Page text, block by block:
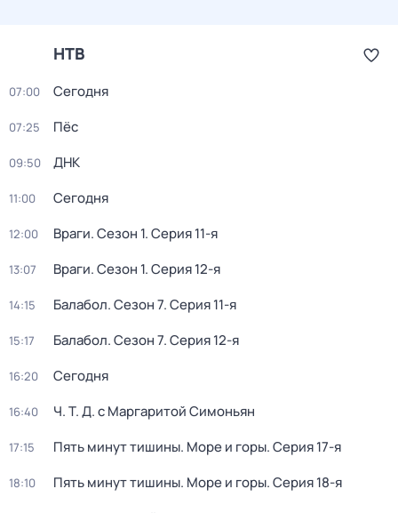
НТВ
07:00 Сегодня
07:25 Пёс
09:50 ДНК
11:00 Сегодня
12:00 Враги. Сезон 1. Серия 11-я
13:07 Враги. Сезон 1. Серия 12-я
14:15 Балабол. Сезон 7. Серия 11-я
15:17 Балабол. Сезон 7. Серия 12-я
16:20 Сегодня
16:40 Ч. T. Д. с Маргаритой Симоньян
17:15 Пять минут тишины. Море и горы. Серия 17-я
18:10 Пять минут тишины. Море и горы. Серия 18-я